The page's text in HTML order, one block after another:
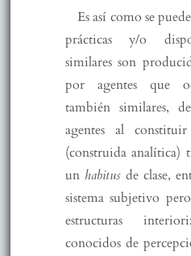
Es así como se
prácticas y/o
similares son
por agentes que
también similares,
agentes al
(construida analítica)
un habitus de clase,
sistema subjetivo
estructuras
conocidos de